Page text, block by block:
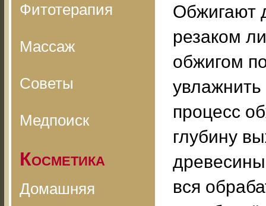
Фитотерапия
Массаж
Советы
Медпоиск
Косметика
Домашняя
Обжигают
резаком
обжигом
увлажнить
процесс
глубину
вся